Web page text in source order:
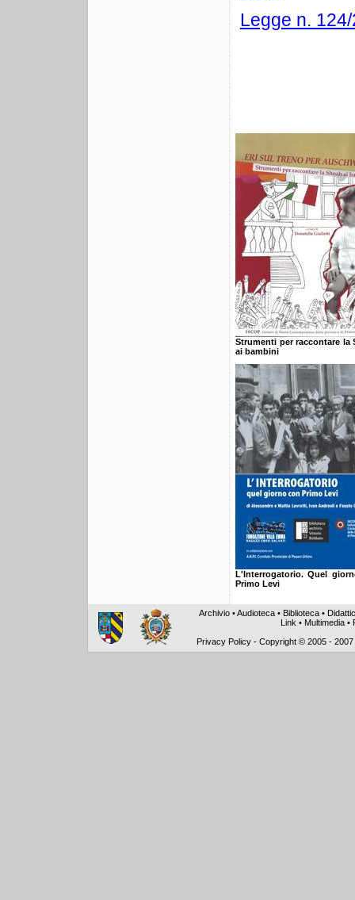
Legge n.
Strumenti per raccontare la
ai bambini
L'Interrogatorio. Quel
Primo Levi
Archivio •Audioteca • Biblioteca •
Link • Multimedia •
Privacy Policy -Copyright © 2005 -